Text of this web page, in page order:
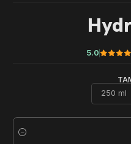
5.0
250 ml
Quantidade